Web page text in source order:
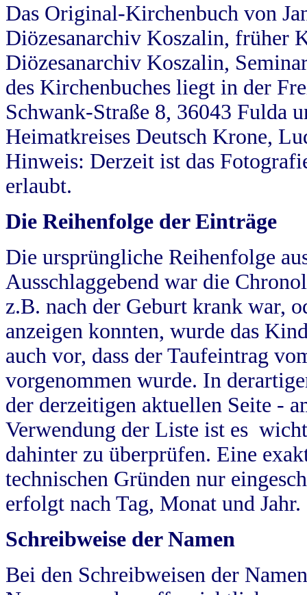
Das Original-Kirchenbuch von
Diözesanarchiv Koszalin, früher
Diözesanarchiv Koszalin,
des Kirchenbuches liegt in der
Schwank-Straße 8, 36043 Fulda
Heimatkreises Deutsch Krone,
Hinweis: Derzeit ist das
erlaubt.
Die Reihenfolge der Einträge
Die ursprüngliche Reihenfolge
Ausschlaggebend war die
z.B. nach der Geburt krank war,
anzeigen konnten, wurde das
auch vor, dass der Taufeintrag
vorgenommen wurde. In
der derzeitigen aktuellen Seite -
Verwendung der Liste ist es
dahinter zu überprüfen. Eine
technischen Gründen nur
erfolgt nach Tag, Monat und Jahr.
Schreibweise der Namen
Bei den Schreibweisen der